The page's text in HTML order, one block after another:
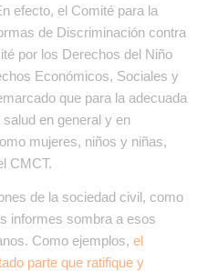
efecto, el Comité para la
de Discriminación contra
por los Derechos del Niño
Económicos, Sociales y
que para la adecuada
en general y en
mujeres, niños y niñas,
CMCT.
de la sociedad civil, como
informes sombra a esos
Como ejemplos, el
parte que ratifique y